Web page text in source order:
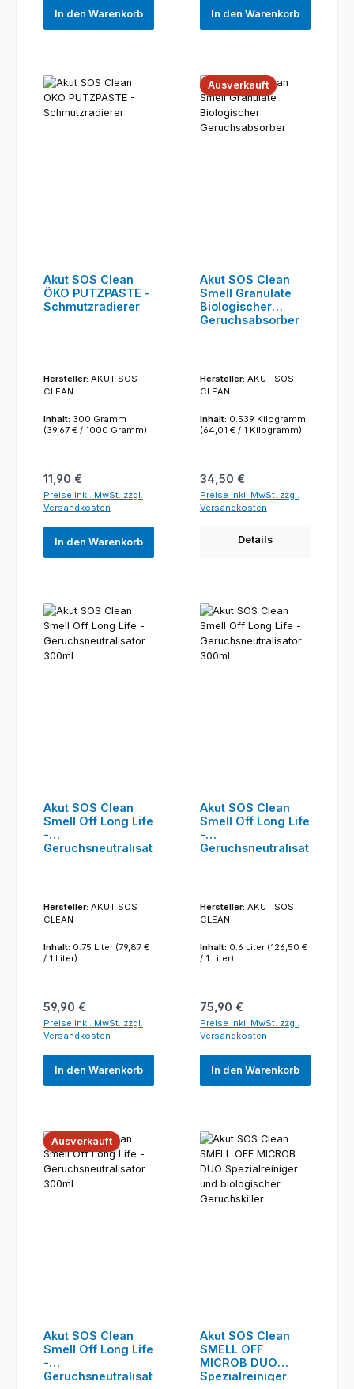
In den Warenkorb In den Warenkorb
Akut SOS Clean
ÖKO PUTZPASTE -
Schmutzradierer
Hersteller: AKUT SOS
CLEAN
Inhalt: 300 Gramm
(39,67 € / 1000 Gramm)
Regulärer Preis:
11,90 €
Preise inkl. MwSt. zzgl.
Versandkosten
In den Warenkorb
Ausverkauft
Akut SOS Clean
Smell Granulate
Biologischer
Geruchsabsorber
Hersteller: AKUT SOS
CLEAN
Inhalt: 0.539 Kilogramm
(64,01 € / 1 Kilogramm)
Regulärer Preis:
34,50 €
Preise inkl. MwSt. zzgl.
Versandkosten
Details
Akut SOS Clean
Smell Off Long Life
-
Geruchsneutralisat
Hersteller: AKUT SOS
CLEAN
Inhalt: 0.75 Liter (79,87 €
/ 1 Liter)
Regulärer Preis:
59,90 €
Preise inkl. MwSt. zzgl.
Versandkosten
In den Warenkorb
Akut SOS Clean
Smell Off Long Life
-
Geruchsneutralisat
Hersteller: AKUT SOS
CLEAN
Inhalt: 0.6 Liter (126,50 €
/ 1 Liter)
Regulärer Preis:
75,90 €
Preise inkl. MwSt. zzgl.
Versandkosten
In den Warenkorb
Ausverkauft
Akut SOS Clean
Smell Off Long Life
-
Geruchsneutralisat
Akut SOS Clean
SMELL OFF
MICROB DUO
Spezialreiniger